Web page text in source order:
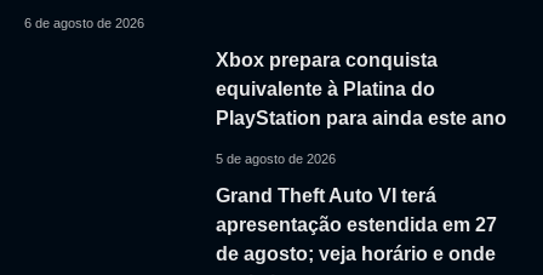
6 de agosto de 2026
Xbox prepara conquista
equivalente à Platina do
PlayStation para ainda este ano
5 de agosto de 2026
Grand Theft Auto VI terá
apresentação estendida em 27
de agosto; veja horário e onde